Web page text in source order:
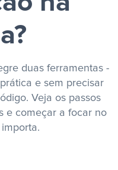
duas ferramentas -
e sem precisar
Veja os passos
e começar a focar no